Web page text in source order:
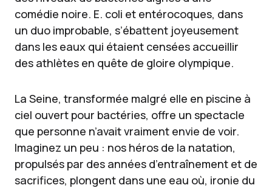
comédie noire. E. coli et entérocoques, dans
un duo improbable, s’ébattent joyeusement
dans les eaux qui étaient censées accueillir
des athlètes en quête de gloire olympique.
La Seine, transformée malgré elle en piscine à
ciel ouvert pour bactéries, offre un spectacle
que personne n’avait vraiment envie de voir.
Imaginez un peu : nos héros de la natation,
propulsés par des années d’entraînement et de
sacrifices, plongent dans une eau où, ironie du